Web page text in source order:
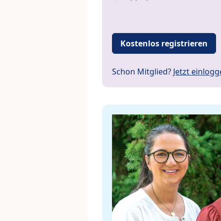
Kostenlos registrieren
Schon Mitglied? Jetzt